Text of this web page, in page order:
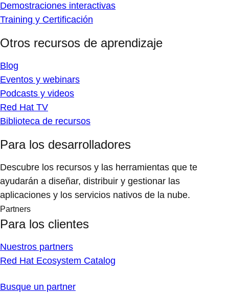
Demostraciones interactivas
Training y Certificación
Otros recursos de aprendizaje
Blog
Eventos y webinars
Podcasts y videos
Red Hat TV
Biblioteca de recursos
Para los desarrolladores
Descubre los recursos y las herramientas que te
ayudarán a diseñar, distribuir y gestionar las
aplicaciones y los servicios nativos de la nube.
Partners
Para los clientes
Nuestros partners
Red Hat Ecosystem Catalog
Busque un partner